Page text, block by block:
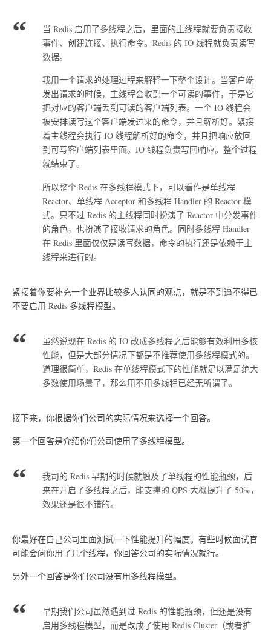
当 Redis 启用了多线程之后，里面的主线程就要负责接收
事件、创建连接、执行命令。Redis 的 IO 线程就负责读写
数据。
我用一个请求的处理过程来解释一下整个设计。当客户端
发出请求的时候，主线程会收到一个可读的事件，于是它
把对应的客户端丢到可读的客户端列表。一个 IO 线程会
被安排读写这个客户端发过来的命令，并且解析好。紧接
着主线程会执行 IO 线程解析好的命令，并且把响应放回
到可写客户端列表里面。IO 线程负责写回响应。整个过程
就结束了。
所以整个 Redis 在多线程模式下，可以看作是单线程
Reactor、单线程 Acceptor 和多线程 Handler 的 Reactor 模
式。只不过 Redis 的主线程同时扮演了 Reactor 中分发事件
的角色，也扮演了接收请求的角色。同时多线程 Handler
在 Redis 里面仅仅是读写数据，命令的执行还是依赖于主
线程来进行的。
紧接着你要补充一个业界比较多人认同的观点，就是不到逼不得已
不要启用 Redis 多线程模型。
虽然说现在 Redis 的 IO 改成多线程之后能够有效利用多核
性能，但是大部分情况下都是不推荐使用多线程模式的。
道理很简单，Redis 在单线程模式下的性能就足以满足绝大
多数使用场景了，那么用不用多线程已经无所谓了。
接下来，你根据你们公司的实际情况来选择一个回答。
第一个回答是介绍你们公司使用了多线程模型。
我司的 Redis 早期的时候就触及了单线程的性能瓶颈，后
来在开启了多线程之后，能支撑的 QPS 大概提升了 50%，
效果还是很不错的。
你最好在自己公司里面测试一下性能提升的幅度。有些时候面试官
可能会问你用了几个线程，你回答公司的实际情况就行。
另外一个回答是你们公司没有用多线程模型。
早期我们公司虽然遇到过 Redis 的性能瓶颈，但还是没有
启用多线程模型，而是改成了使用 Redis Cluster（或者扩